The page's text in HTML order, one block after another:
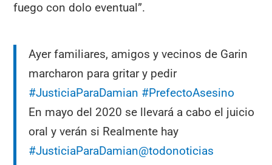
fuego con dolo eventual”.
Ayer familiares, amigos y vecinos de Garin
marcharon para gritar y pedir
#JusticiaParaDamian #PrefectoAsesino
En mayo del 2020 se llevará a cabo el juicio
oral y verán si Realmente hay
#JusticiaParaDamian@todonoticias